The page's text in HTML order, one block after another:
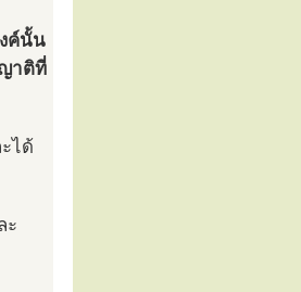
ค์นั้น
าติที่
ได้
ะ